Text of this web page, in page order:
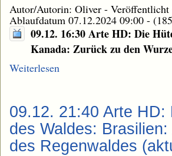
Autor/Autorin: Oliver - Veröffentlicht
Ablaufdatum 07.12.2024 09:00 -
09.12. 16:30 Arte HD: Die
Kanada: Zurück zu den
Weiterlesen
09.12. 21:40 Arte HD:
des Waldes:
des Regenwaldes